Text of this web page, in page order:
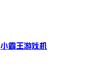
小霸王游戏机